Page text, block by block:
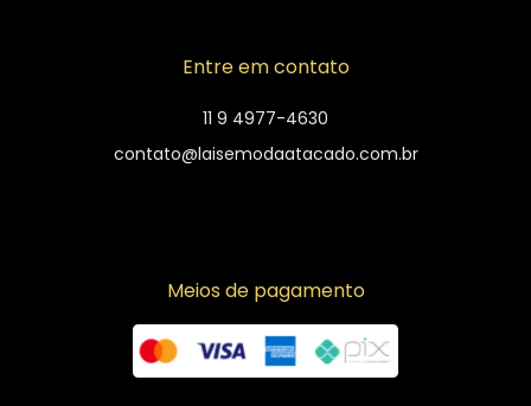
Entre em contato
11 9 4977-4630
contato@laisemodaatacado.com.br
Meios de pagamento